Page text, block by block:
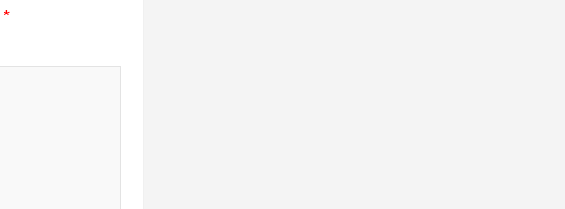
*